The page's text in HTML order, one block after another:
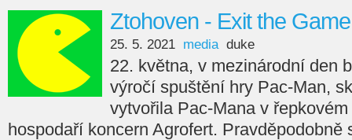
Ztohoven - Exit the
25. 5. 2021 media duke
22. května, v mezinárodní den
výročí spuštění hry Pac-Man,
vytvořila Pac-Mana v
hospodaří koncern Agrofert. Pravděpodobně